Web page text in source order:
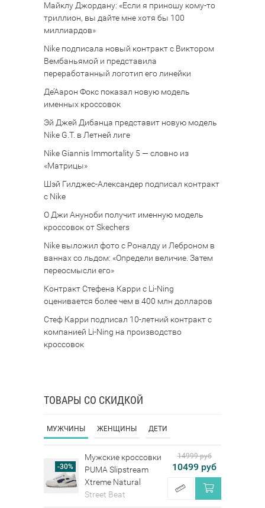
Майклу Джордану: «Если я приношу кому-то
триллион, вы дайте мне хотя бы 100
миллиардов»
Nike подписала новый контракт с Виктором
Вембаньямой и представила
переработанный логотип его линейки
Де’Аарон Фокс показал новую модель
именных кроссовок
Эй Джей Дибанца представит новую модель
Nike G.T. в Летней лиге
Nike Giannis Immortality 5 — словно из
«Матрицы»
Шэй Гилджес-Александер подписал контракт
с Nike
О Джи Ануноби получит именную модель
кроссовок от Skechers
Nike выложил фото с Роналду и Леброном в
ваннах со льдом: «Определи величие. Затем
переосмысли его»
Контракт Стефена Карри с Li-Ning
оценивается более чем в 400 млн долларов
Стеф Карри подписал 10-летний контракт с
компанией Li-Ning на производство
кроссовок
ТОВАРЫ СО СКИДКОЙ
МУЖЧИНЫ ЖЕНЩИНЫ ДЕТИ
-30%
Мужские кроссовки
PUMA Slipstream
Xtreme Natural
Street Beat
14999 руб
10499 руб